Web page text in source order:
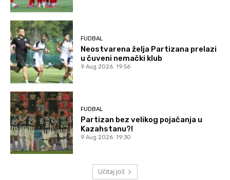
FUDBAL
Neostvarena želja Partizana prelazi
u čuveni nemački klub
9 Aug 2026. 19:56
FUDBAL
Partizan bez velikog pojačanja u
Kazahstanu?!
9 Aug 2026. 19:30
Učitaj još